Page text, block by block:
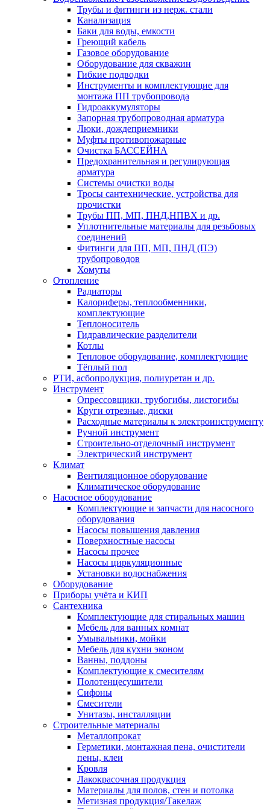
Трубы и фитинги из нерж. стали
Канализация
Баки для воды, емкости
Греющий кабель
Газовое оборудование
Оборудование для скважин
Гибкие подводки
Инструменты и комплектующие для
монтажа ПП трубопровода
Гидроаккумуляторы
Запорная трубопроводная арматура
Люки, дождеприемники
Муфты противопожарные
Очистка БАССЕЙНА
Предохранительная и регулирующая
арматура
Системы очистки воды
Тросы сантехнические, устройства для
прочистки
Трубы ПП, МП, ПНД,НПВХ и др.
Уплотнительные материалы для резьбовых
соединений
Фитинги для ПП, МП, ПНД (ПЭ)
трубопроводов
Хомуты
Отопление
Радиаторы
Калориферы, теплообменники,
комплектующие
Теплоноситель
Гидравлические разделители
Котлы
Тепловое оборудование, комплектующие
Тёплый пол
РТИ, асбопродукция, полиуретан и др.
Инструмент
Опрессовщики, трубогибы, листогибы
Круги отрезные, диски
Расходные материалы к электроинструменту
Ручной инструмент
Строительно-отделочный инструмент
Электрический инструмент
Климат
Вентиляционное оборудование
Климатическое оборудование
Насосное оборудование
Комплектующие и запчасти для насосного
оборудования
Насосы повышения давления
Поверхностные насосы
Насосы прочее
Насосы циркуляционные
Установки водоснабжения
Оборудование
Приборы учёта и КИП
Сантехника
Комплектующие для стиральных машин
Мебель для ванных комнат
Умывальники, мойки
Мебель для кухни эконом
Ванны, поддоны
Комплектующие к смесителям
Полотенцесушители
Сифоны
Смесители
Унитазы, инсталляции
Строительные материалы
Металлопрокат
Герметики, монтажная пена, очистители
пены, клеи
Кровля
Лакокрасочная продукция
Материалы для полов, стен и потолка
Метизная продукция/Такелаж